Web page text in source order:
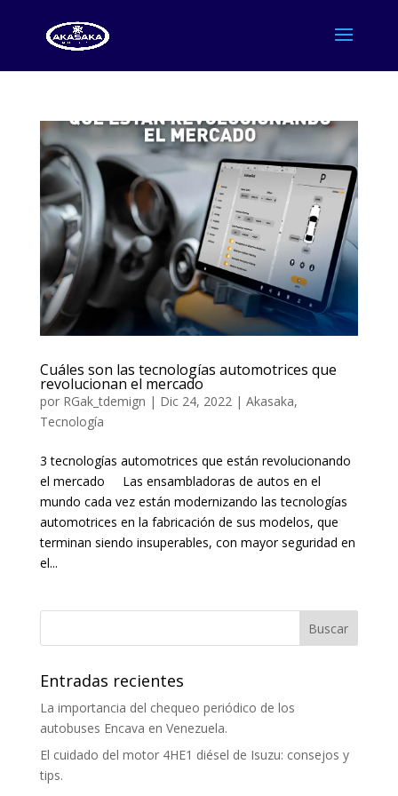
Cuáles son las tecnologías automotrices que
revolucionan el mercado
por RGak_tdemign | Dic 24, 2022| Akasaka,
Tecnología
3 tecnologías automotrices que están revolucionando
el mercado Las ensambladoras de autos en el
mundo cada vez están modernizando las tecnologías
automotrices en la fabricación de sus modelos, que
terminan siendo insuperables, con mayor seguridad en
el...
Entradas recientes
La importancia del chequeo periódico de los
autobuses Encava en Venezuela.
El cuidado del motor 4HE1 diésel de Isuzu: consejos y
tips.